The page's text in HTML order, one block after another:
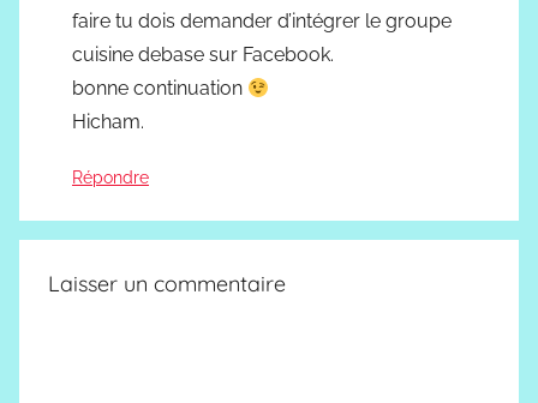
faire tu dois demander d’intégrer le groupe
cuisine debase sur Facebook.
bonne continuation
Hicham.
Répondre
Laisser un commentaire